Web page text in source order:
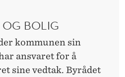
OG BOLIG
kommunen sin
ansvaret for å
sine vedtak. Byrådet